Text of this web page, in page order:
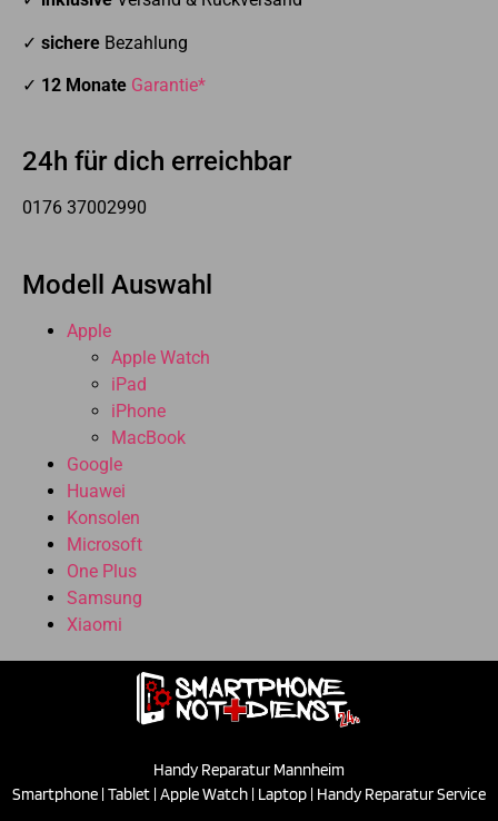
✓ sichere Bezahlung
✓ 12 Monate Garantie*
24h für dich erreichbar
0176 37002990
Modell Auswahl
Apple
Apple Watch
iPad
iPhone
MacBook
Google
Huawei
Konsolen
Microsoft
One Plus
Samsung
Xiaomi
Handy Reparatur Mannheim
Smartphone | Tablet | Apple Watch | Laptop | Handy Reparatur Service